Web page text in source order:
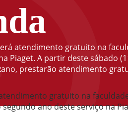
atendimento gratuito na
Piaget. A partir deste sábado
prestarão atendimento
gratuito na
ano deste serviço na